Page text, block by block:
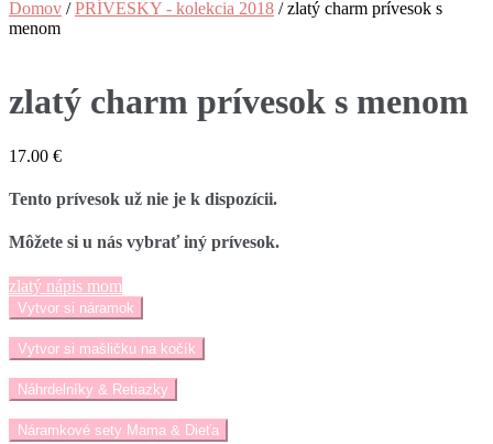
Domov /PRÍVESKY - kolekcia 2018 /zlatý charm prívesok s
menom
zlatý charm prívesok s menom
17.00 €
Tento prívesok už nie je k dispozícii.
Môžete si u nás vybrať iný prívesok.
zlatý nápis mom
Vytvor si náramok
Vytvor si mašličku na kočík
Náhrdelníky & Retiazky
Náramkové sety Mama & Dieťa